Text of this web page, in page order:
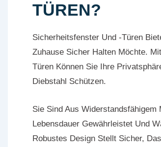
TÜREN?
Sicherheitsfenster Und -türen
Zuhause Sicher Halten Möchte.
Türen Können Sie Ihre
Diebstahl Schützen.
Sie Sind Aus
Lebensdauer Gewährleistet Und
Robustes Design Stellt Sicher,